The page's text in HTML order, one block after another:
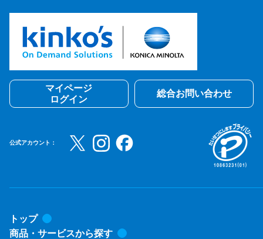
マイページ
ログイン
総合お問い合わせ
公式アカウント：
トップ
商品・サービスから探す